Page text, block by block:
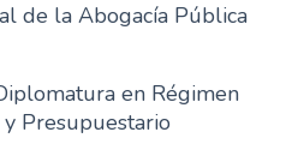
de la Abogacía Pública
en Régimen
Presupuestario